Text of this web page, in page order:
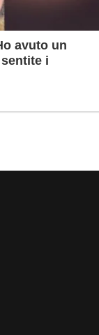
avuto un
i